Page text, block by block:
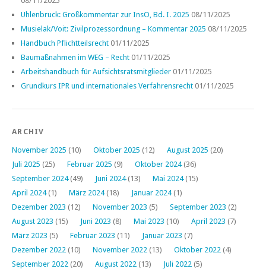
Uhlenbruck: Großkommentar zur InsO, Bd. I. 2025 08/11/2025
Musielak/Voit: Zivilprozessordnung – Kommentar 2025 08/11/2025
Handbuch Pflichtteilsrecht 01/11/2025
Baumaßnahmen im WEG – Recht 01/11/2025
Arbeitshandbuch für Aufsichtsratsmitglieder 01/11/2025
Grundkurs IPR und internationales Verfahrensrecht 01/11/2025
ARCHIV
November 2025 (10) Oktober 2025 (12) August 2025 (20)
Juli 2025 (25) Februar 2025 (9) Oktober 2024(36)
September 2024(49) Juni 2024(13) Mai 2024(15)
April 2024(1) März 2024(18) Januar 2024(1)
Dezember 2023 (12) November 2023 (5) September 2023 (2)
August 2023 (15) Juni 2023 (8) Mai 2023 (10) April 2023 (7)
März 2023 (5) Februar 2023 (11) Januar 2023 (7)
Dezember 2022 (10) November 2022 (13) Oktober 2022 (4)
September 2022 (20) August 2022 (13) Juli 2022 (5)